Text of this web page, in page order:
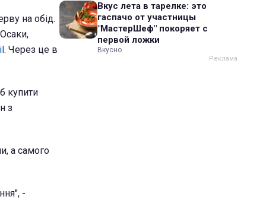
на обід.
. Через це в
купити
з
а самого
-
Вкус лета в тарелке: это
гаспачо от участницы
"МастерШеф" покоряет с
первой ложки
Вкусно